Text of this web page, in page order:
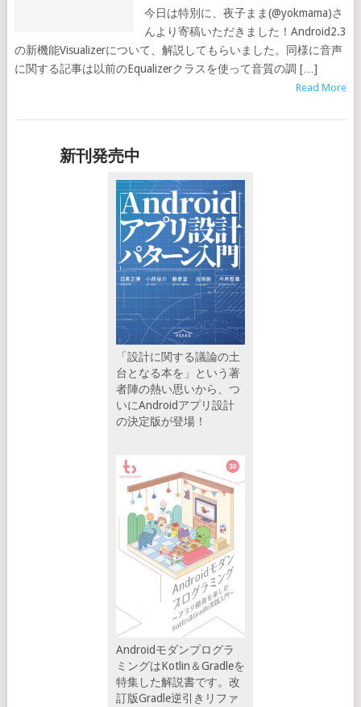
今日は特別に、夜子まま(@yokmama)さ
んより寄稿いただきました！Android2.3
の新機能Visualizerについて、解説してもらいました。同様に音声
に関する記事は以前のEqualizerクラスを使って音質の調 […]
Read More
新刊発売中
「設計に関する議論の土
台となる本を」という著
者陣の熱い思いから、つ
いにAndroidアプリ設計
の決定版が登場！
Androidモダンプログラ
ミングはKotlin＆Gradleを
特集した解説書です。改
訂版Gradle逆引きリファ